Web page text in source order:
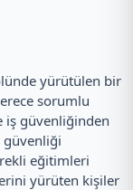
yürütülen bir
sorumlu
iş güvenliğinden
güvenliği
eğitimleri
yürüten kişiler